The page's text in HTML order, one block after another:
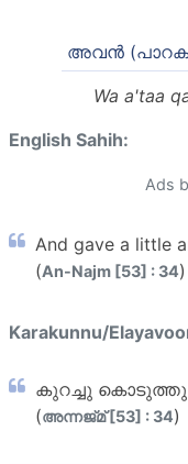
അവന്‍
Wa a'taa
English Sahih:
Ads
And gave a little
(An-Najm [53] : 34)
Karakunnu/
കുറച്ചു കൊടുത്തു
(അന്നജ്മ് [53] : 34)